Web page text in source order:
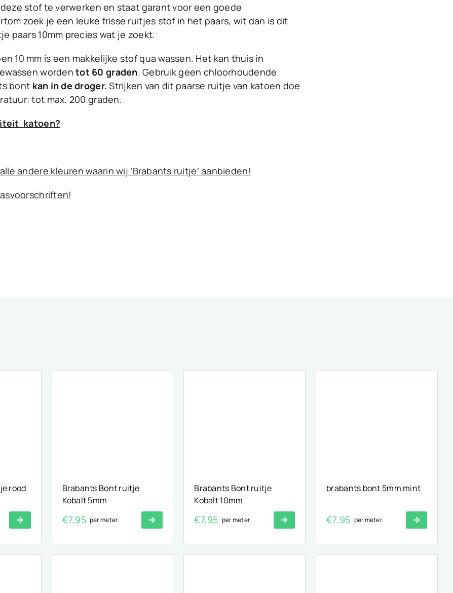
stof te verwerken en staat garant voor een goede
zoek je een leuke frisse ruitjes stof in het paars, wit dan is dit
paars 10mm precies wat je zoekt.
10 mm is een makkelijke stof qua wassen. Het kan thuis in
wordentot 60 graden. Gebruik geen chloorhoudende
bont kan in de droger. Strijken van dit paarse ruitje van katoen doe
tot max. 200 graden.
katoen?
andere kleuren waarin wij ‘Brabants ruitje’ aanbieden!
rood
Brabants Bont ruitje
Kobalt 5mm
€7,95 per meter
Brabants Bont ruitje
Kobalt 10mm
€7,95 per meter
brabants bont 5mm mint
€7,95 per meter